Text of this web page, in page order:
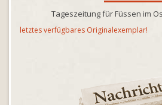
Tageszeitung für Füssen im
letztes verfügbares Originalexemplar!